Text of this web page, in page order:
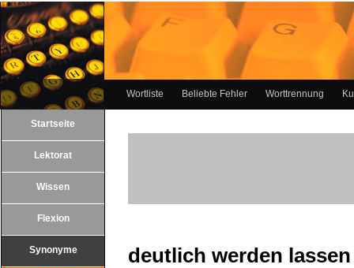
Wortliste Beliebte Fehler Worttrennung
Startseite
Lektorat
Wissen
Flexion
Synonyme deutlich werden lassen